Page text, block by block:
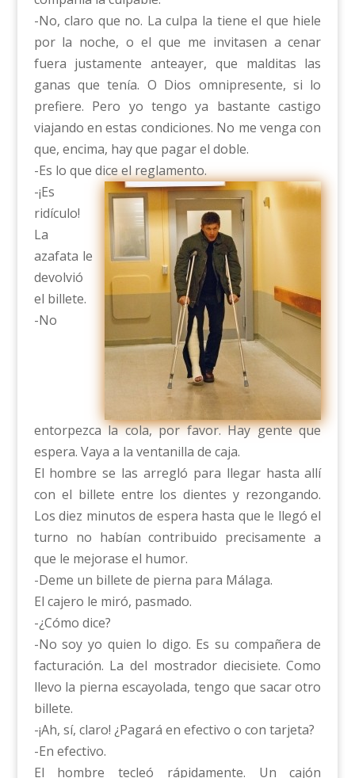
-No, claro que no. La culpa la tiene el que hiele
por la noche, o el que me invitasen a cenar
fuera justamente anteayer, que malditas las
ganas que tenía. O Dios omnipresente, si lo
prefiere. Pero yo tengo ya bastante castigo
viajando en estas condiciones. No me venga con
que, encima, hay que pagar el doble.
-Es lo que dice el reglamento.
-¡Es
ridículo!
La
azafata le
devolvió
el billete.
-No
entorpezca la cola, por favor. Hay gente que
espera. Vaya a la ventanilla de caja.
El hombre se las arregló para llegar hasta allí
con el billete entre los dientes y rezongando.
Los diez minutos de espera hasta que le llegó el
turno no habían contribuido precisamente a
que le mejorase el humor.
-Deme un billete de pierna para Málaga.
El cajero le miró, pasmado.
-¿Cómo dice?
-No soy yo quien lo digo. Es su compañera de
facturación. La del mostrador diecisiete. Como
llevo la pierna escayolada, tengo que sacar otro
billete.
-¡Ah, sí, claro! ¿Pagará en efectivo o con tarjeta?
-En efectivo.
El hombre tecleó rápidamente. Un cajón